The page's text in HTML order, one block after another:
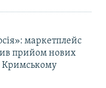
маркетплейс
прийом нових
Кримському